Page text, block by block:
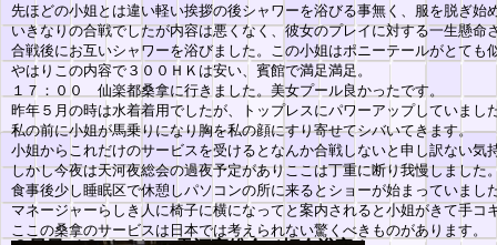
先ほどの小姐とは違い軽い挨拶の後シャワーを浴びる事無く、服を脱ぎ始
いきなりの合戦でしたが内容は悪くなく、彼女のプレイに対する一生懸命
合戦後にお互いシャワーを浴びました。この小姐はポニーテールがとても
やはりこの内容で３００ＨＫは安い、賓館で満足満足。
１７：００ 仙楽都桑拿に行きました。美女プール良かったです。
昨年５月の時は水着着用でしたが、トップレスにパワーアップしていまし
私の前に小姐が馬乗りになり胸を私の顔にすり寄せてシバいてきます。
小姐からこれだけのサービスを受けるとなんか合戦しないと申し訳ない気
しかし今夜は天河夜総会の過夜予定がありここは丁重に断り我慢しました
食事後少し睡眠区で休憩しパソコンの所に来るとショーが始まっていまし
マネージャーらしき人に椅子に横になってと案内されると小姐がきて手コ
ここの桑拿のサービスは日本では考えられない驚くべきものがあります